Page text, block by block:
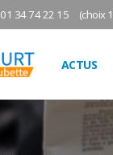
01 34 74 22 15 (choix
ACTUS